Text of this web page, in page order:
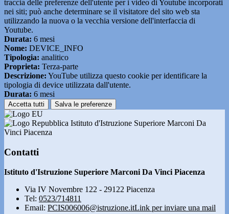
traccia delle preferenze dell'utente per i video di Youtube incorporati
nei siti; può anche determinare se il visitatore del sito web sta
utilizzando la nuova o la vecchia versione dell'interfaccia di
Youtube.
Durata: 6 mesi
Nome: DEVICE_INFO
Tipologia: analitico
Proprieta: Terza-parte
Descrizione: YouTube utilizza questo cookie per identificare la
tipologia di device utilizzata dall'utente.
Durata: 6 mesi
Accetta tutti Salva le preferenze
Istituto d'Istruzione Superiore Marconi Da
Vinci Piacenza
Contatti
Istituto d'Istruzione Superiore Marconi Da Vinci Piacenza
Via IV Novembre 122 - 29122 Piacenza
Tel: 0523/714811
Email: PCIS006006@istruzione.itLink per inviare una mail